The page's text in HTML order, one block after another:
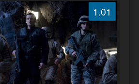
1.01